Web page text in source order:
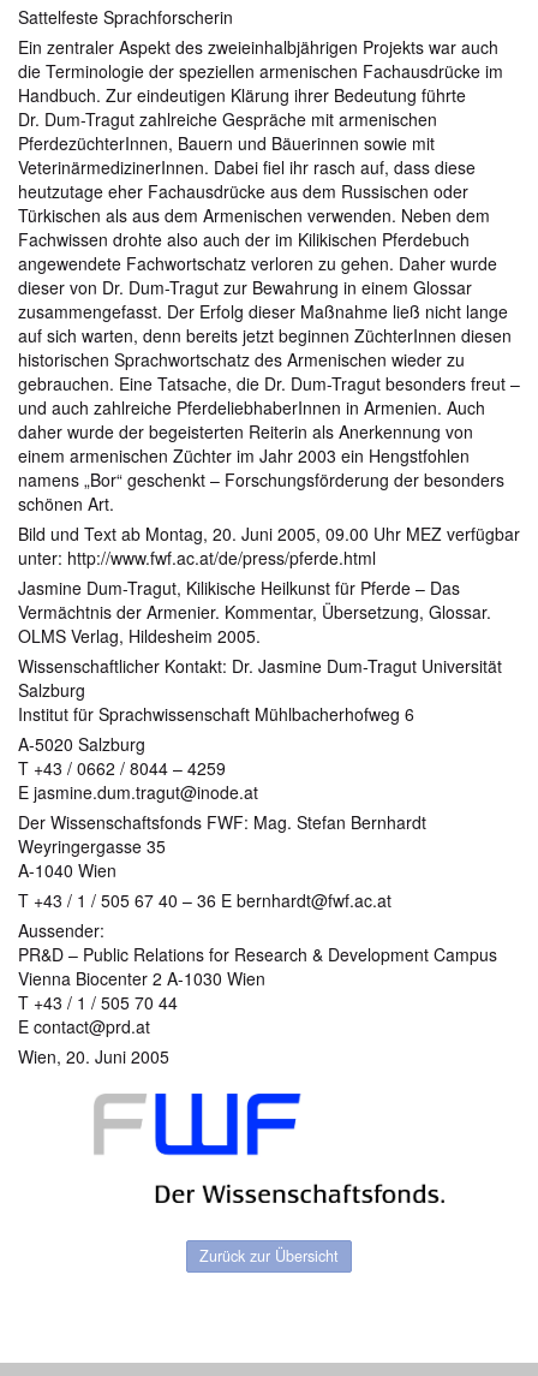
Sattelfeste Sprachforscherin
Ein zentraler Aspekt des zweieinhalbjährigen Projekts war auch
die Terminologie der speziellen armenischen Fachausdrücke im
Handbuch. Zur eindeutigen Klärung ihrer Bedeutung führte
Dr. Dum-Tragut zahlreiche Gespräche mit armenischen
PferdezüchterInnen, Bauern und Bäuerinnen sowie mit
VeterinärmedizinerInnen. Dabei fiel ihr rasch auf, dass diese
heutzutage eher Fachausdrücke aus dem Russischen oder
Türkischen als aus dem Armenischen verwenden. Neben dem
Fachwissen drohte also auch der im Kilikischen Pferdebuch
angewendete Fachwortschatz verloren zu gehen. Daher wurde
dieser von Dr. Dum-Tragut zur Bewahrung in einem Glossar
zusammengefasst. Der Erfolg dieser Maßnahme ließ nicht lange
auf sich warten, denn bereits jetzt beginnen ZüchterInnen diesen
historischen Sprachwortschatz des Armenischen wieder zu
gebrauchen. Eine Tatsache, die Dr. Dum-Tragut besonders freut –
und auch zahlreiche PferdeliebhaberInnen in Armenien. Auch
daher wurde der begeisterten Reiterin als Anerkennung von
einem armenischen Züchter im Jahr 2003 ein Hengstfohlen
namens „Bor“ geschenkt – Forschungsförderung der besonders
schönen Art.
Bild und Text ab Montag, 20. Juni 2005, 09.00 Uhr MEZ verfügbar
unter: http://www.fwf.ac.at/de/press/pferde.html
Jasmine Dum-Tragut, Kilikische Heilkunst für Pferde – Das
Vermächtnis der Armenier. Kommentar, Übersetzung, Glossar.
OLMS Verlag, Hildesheim 2005.
Wissenschaftlicher Kontakt: Dr. Jasmine Dum-Tragut Universität
Salzburg
Institut für Sprachwissenschaft Mühlbacherhofweg 6
A-5020 Salzburg
T +43 / 0662 / 8044 – 4259
E jasmine.dum.tragut@inode.at
Der Wissenschaftsfonds FWF: Mag. Stefan Bernhardt
Weyringergasse 35
A-1040 Wien
T +43 / 1 / 505 67 40 – 36 E bernhardt@fwf.ac.at
Aussender:
PR&D – Public Relations for Research & Development Campus
Vienna Biocenter 2 A-1030 Wien
T +43 / 1 / 505 70 44
E contact@prd.at
Wien, 20. Juni 2005
Zurück zur Übersicht